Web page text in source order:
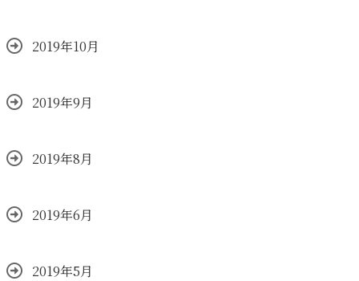
2019年10月
2019年9月
2019年8月
2019年6月
2019年5月